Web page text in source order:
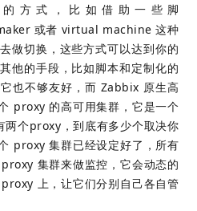
方式，比如借助一些脚
或者 virtual machine 这种
做切换，这些方式可以达到你的
他的手段，比如脚本和定制化的
也不够友好，而 Zabbix 原生高
proxy 的高可用集群，它是一个
个proxy，到底有多少个取决你
proxy 集群已经设定好了，所有
集群来做监控，它会动态的
上，让它们分别自己各自管